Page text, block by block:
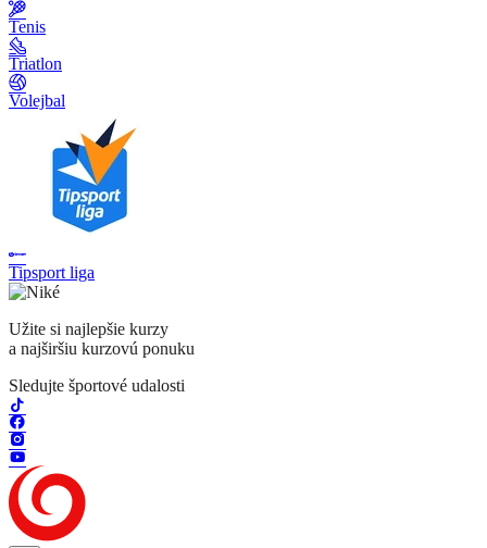
Tenis
Triatlon
Volejbal
Tipsport liga
Užite si najlepšie kurzy
a najširšiu kurzovú ponuku
Sledujte športové udalosti